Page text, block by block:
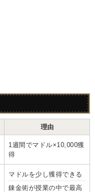
理由
1週間でマドル×10,000獲
得
マドルを少し獲得できる
錬金術が授業の中で最高